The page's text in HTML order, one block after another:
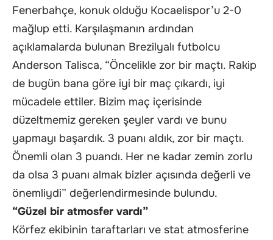
Fenerbahçe, konuk olduğu Kocaelispor’u 2-0
mağlup etti. Karşılaşmanın ardından
açıklamalarda bulunan Brezilyalı futbolcu
Anderson Talisca, “Öncelikle zor bir maçtı. Rakip
de bugün bana göre iyi bir maç çıkardı, iyi
mücadele ettiler. Bizim maç içerisinde
düzeltmemiz gereken şeyler vardı ve bunu
yapmayı başardık. 3 puanı aldık, zor bir maçtı.
Önemli olan 3 puandı. Her ne kadar zemin zorlu
da olsa 3 puanı almak bizler açısında değerli ve
önemliydi” değerlendirmesinde bulundu.
“Güzel bir atmosfer vardı”
Körfez ekibinin taraftarları ve stat atmosferine